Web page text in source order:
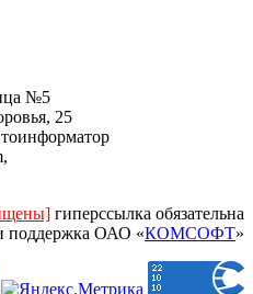
№5
25
гиперссылка обязательна
поддержка ОАО «КОМСОФТ»